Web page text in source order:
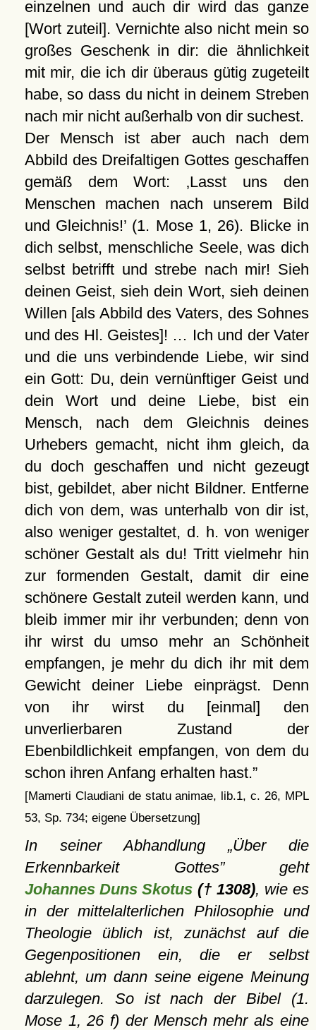
einzelnen und auch dir wird das ganze
[Wort zuteil]. Vernichte also nicht mein so
großes Geschenk in dir: die ähnlichkeit
mit mir, die ich dir überaus gütig zugeteilt
habe, so dass du nicht in deinem Streben
nach mir nicht außerhalb von dir suchest.
Der Mensch ist aber auch nach dem
Abbild des Dreifaltigen Gottes geschaffen
gemäß dem Wort:
Lasst uns den
Menschen machen nach unserem Bild
und Gleichnis! (1. Mose 1, 26). Blicke in
dich selbst, menschliche Seele, was dich
selbst betrifft und strebe nach mir! Sieh
deinen Geist, sieh dein Wort, sieh deinen
Willen [als Abbild des Vaters, des Sohnes
und des Hl. Geistes]! … Ich und der Vater
und die uns verbindende Liebe, wir sind
ein Gott: Du, dein vernünftiger Geist und
dein Wort und deine Liebe, bist ein
Mensch, nach dem Gleichnis deines
Urhebers gemacht, nicht ihm gleich, da
du doch geschaffen und nicht gezeugt
bist, gebildet, aber nicht Bildner. Entferne
dich von dem, was unterhalb von dir ist,
also weniger gestaltet, d. h. von weniger
schöner Gestalt als du! Tritt vielmehr hin
zur formenden Gestalt, damit dir eine
schönere Gestalt zuteil werden kann, und
bleib immer mir ihr verbunden; denn von
ihr wirst du umso mehr an Schönheit
empfangen, je mehr du dich ihr mit dem
Gewicht deiner Liebe einprägst. Denn
von ihr wirst du [einmal] den
unverlierbaren Zustand der
Ebenbildlichkeit empfangen, von dem du
schon ihren Anfang erhalten hast.
[Mamerti Claudiani de statu animae, lib.1, c. 26, MPL
53, Sp. 734; eigene Übersetzung]
In seiner Abhandlung
Über die
Erkennbarkeit Gottes geht
Johannes Duns Skotus(† 1308), wie es
in der mittelalterlichen Philosophie und
Theologie üblich ist, zunächst auf die
Gegenpositionen ein, die er selbst
ablehnt, um dann seine eigene Meinung
darzulegen. So ist nach der Bibel (1.
Mose 1, 26 f) der Mensch mehr als eine